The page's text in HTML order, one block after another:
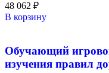
48 062 ₽
В корзину
Обучающий
изучения правил